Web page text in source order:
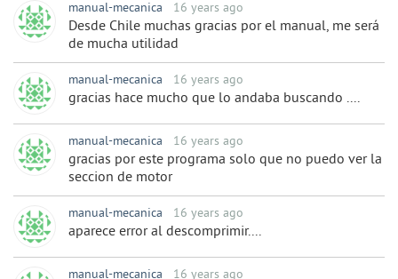
manual-mecanica 16 years ago
Desde Chile muchas gracias por el manual, me será
de mucha utilidad
manual-mecanica 16 years ago
gracias hace mucho que lo andaba buscando ....
manual-mecanica 16 years ago
gracias por este programa solo que no puedo ver la
seccion de motor
manual-mecanica 16 years ago
aparece error al descomprimir....
manual-mecanica 16 years ago